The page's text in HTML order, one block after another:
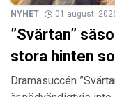
NYHET 01 augusti
”Svärtan”
stora hinten
Dramasuccén